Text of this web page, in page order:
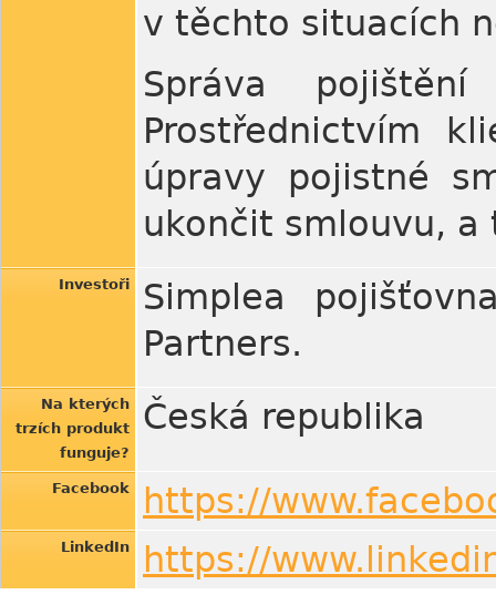
v těchto situacích
Správa
Prostřednictvím
úpravy pojistné
ukončit smlouvu, a
Investoři
Simplea
Partners.
Na kterých
trzích produkt
funguje?
Česká republika
Facebook https://
LinkedIn https://